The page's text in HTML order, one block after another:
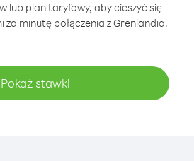
lub plan taryfowy, aby cieszyć się
za minutę połączenia z Grenlandia.
Pokaż stawki